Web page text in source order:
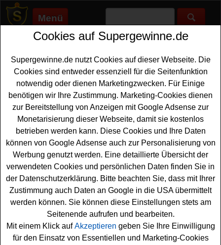
Menü
Supergewinne.de>Gewinnspiele>Reise Gewinnspiele>
Anzeige:
Anzeige:
Flughafen München Gewinnspiel -
Hotelaufenthalt gewinnen
Wer gern einen schönenHotelaufenthalt gewinnen
möchte, sollte bei diesem kostenlosen Flughafen
München Gewinnspiel mitmachen. Der Flughafen
München verlost einen Hotel Gutschein für eine
Übernachtung im Doppelzimmer für zwei Personen,
inklusive Frühstück und einem Abendessen im Wert von
. Mit etwas Glück können Sie den tollen
Hotelaufenthalt gewinnen.
Cookies auf Supergewinne.de
Supergewinne.de nutzt Cookies auf dieser Webseite. Die
Cookies sind entweder essenziell für die Seitenfunktion
notwendig oder dienen Marketingzwecken. Für Einige
benötigen wir Ihre Zustimmung. Marketing-Cookies dienen
zur Bereitstellung von Anzeigen mit Google Adsense zur
Monetarisierung dieser Webseite, damit sie kostenlos
betrieben werden kann. Diese Cookies und Ihre Daten
können von Google Adsense auch zur Personalisierung von
Werbung genutzt werden. Eine detaillierte Übersicht der
verwendeten Cookies und persönlichen Daten finden Sie in
der Datenschutzerklärung. Bitte beachten Sie, dass mit Ihrer
Zustimmung auch Daten an Google in die USA übermittelt
werden können. Sie können diese Einstellungen stets am
Seitenende aufrufen und bearbeiten.
Mit einem Klick aufAkzeptieren geben Sie Ihre Einwilligung
für den Einsatz von Essentiellen und Marketing-Cookies